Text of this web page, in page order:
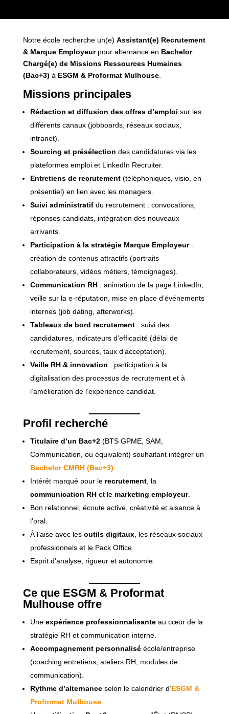
Notre école recherche un(e) Assistant(e) Recrutement
& Marque Employeurpour alternance en Bachelor
Chargé(e) de Missions Ressources Humaines
(Bac+3) à ESGM & Proformat Mulhouse.
Missions principales
Rédaction et diffusion des offres d’emploi sur les
différents canaux (jobboards, réseaux sociaux,
intranet).
Sourcing et présélection des candidatures via les
plateformes emploi et LinkedIn Recruiter.
Entretiens de recrutement(téléphoniques, visio, en
présentiel) en lien avec les managers.
Suivi administratifdu recrutement : convocations,
réponses candidats, intégration des nouveaux
arrivants.
Participation à la stratégie Marque Employeur:
création de contenus attractifs (portraits
collaborateurs, vidéos métiers, témoignages).
Communication RH: animation de la page LinkedIn,
veille sur la e-réputation, mise en place d’événements
internes (job dating, afterworks).
Tableaux de bord recrutement: suivi des
candidatures, indicateurs d’efficacité (délai de
recrutement, sources, taux d’acceptation).
Veille RH & innovation : participation à la
digitalisation des processus de recrutement et à
l’amélioration de l’expérience candidat.
Profil recherché
Titulaire d’un Bac+2(BTS GPME, SAM,
Communication, ou équivalent) souhaitant intégrer un
Bachelor CMRH (Bac+3)
Intérêt marqué pour le recrutement, la
communication RHet le marketing employeur.
Bon relationnel, écoute active, créativité et aisance à
l’oral.
À l’aise avec les outils digitaux, les réseaux sociaux
professionnels et le Pack Office.
Esprit d’analyse, rigueur et autonomie.
Ce que ESGM & Proformat
Mulhouse offre
Une expérience professionnalisanteau cœur de la
stratégie RH et communication interne.
Accompagnement personnaliséécole/entreprise
(coaching entretiens, ateliers RH, modules de
communication).
Rythme d’alternanceselon le calendrier d’ESGM &
Proformat Mulhouse.